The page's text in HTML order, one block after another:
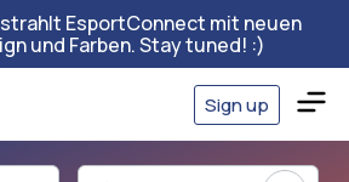
EsportConnect mit neuen
und Farben. Stay tuned! :)
Sign up